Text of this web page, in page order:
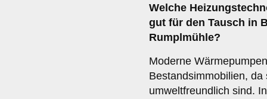
Welche
gut für den Tausch in
Rumplmühle?
Moderne
Bestandsimmobilien,
umweltfreundlich sind.